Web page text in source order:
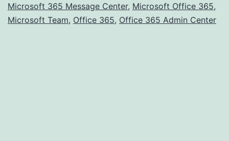
CsTeamsMeetingPolicy
zum
Microsoft 365 Message Center, Microsoft Office 365,
Microsoft Team, Office 365, Office 365 Admin Center